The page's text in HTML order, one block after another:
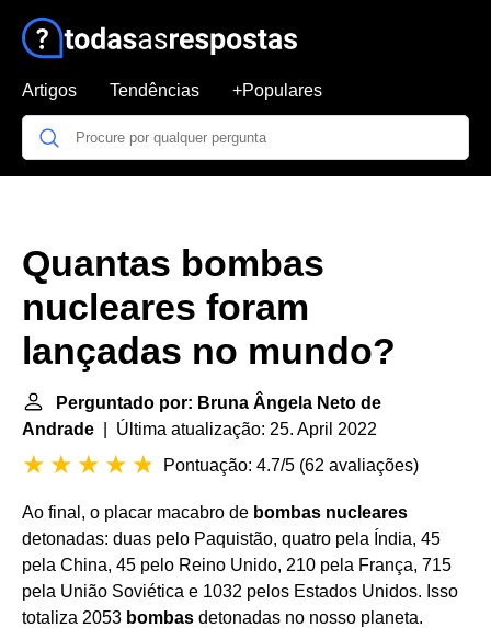
Artigos Tendências +Populares
Quantas bombas
nucleares foram
lançadas no mundo?
Perguntado por: Bruna Ângela Neto de
Andrade | Última atualização: 25. April 2022
Pontuação: 4.7/5 (62 avaliações)
Ao final, o placar macabro de bombas nucleares
detonadas: duas pelo Paquistão, quatro pela Índia, 45
pela China, 45 pelo Reino Unido, 210 pela França, 715
pela União Soviética e 1032 pelos Estados Unidos. Isso
totaliza 2053 bombas detonadas no nosso planeta.